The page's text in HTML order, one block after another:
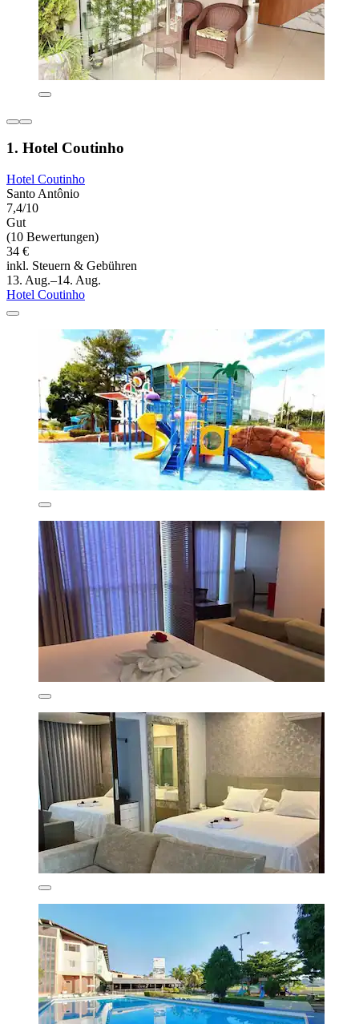
1. Hotel Coutinho
Hotel Coutinho
Santo Antônio
7,4/10
Gut
(10 Bewertungen)
34 €
inkl. Steuern & Gebühren
13. Aug.–14. Aug.
Hotel Coutinho